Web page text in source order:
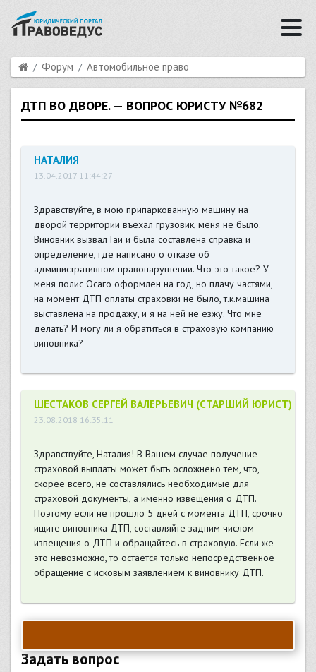
Форум Автомобильное право
ДТП ВО ДВОРЕ. — ВОПРОС ЮРИСТУ №682
НАТАЛИЯ
13.04.2017 11:44:27
Здравствуйте, в мою припаркованную машину на
дворой территории въехал грузовик, меня не было.
Виновник вызвал Гаи и была составлена справка и
определение, где написано о отказе об
административном правонарушении. Что это такое? У
меня полис Осаго оформлен на год, но плачу частями,
на момент ДТП оплаты страховки не было, т.к.машина
выставлена на продажу, и я на ней не езжу. Что мне
делать? И могу ли я обратиться в страховую компанию
виновника?
ШЕСТАКОВ СЕРГЕЙ ВАЛЕРЬЕВИЧ (СТАРШИЙ ЮРИСТ)
23.08.2018 16:35:11
Здравствуйте, Наталия! В Вашем случае получение
страховой выплаты может быть осложнено тем, что,
скорее всего, не составлялись необходимые для
страховой документы, а именно извещения о ДТП.
Поэтому если не прошло 5 дней с момента ДТП, срочно
ищите виновника ДТП, составляйте задним числом
извещения о ДТП и обращайтесь в страховую. Если же
это невозможно, то остается только непосредственное
обращение с исковым заявлением к виновнику ДТП.
Задать вопрос